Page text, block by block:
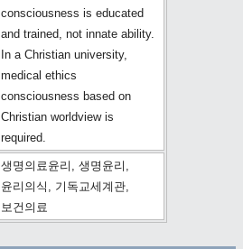
consciousness is educated
and trained, not innate ability.
In a Christian university,
medical ethics
consciousness based on
Christian worldview is
required.
생명의료윤리, 생명윤리,
윤리의식, 기독교세계관,
보건의료